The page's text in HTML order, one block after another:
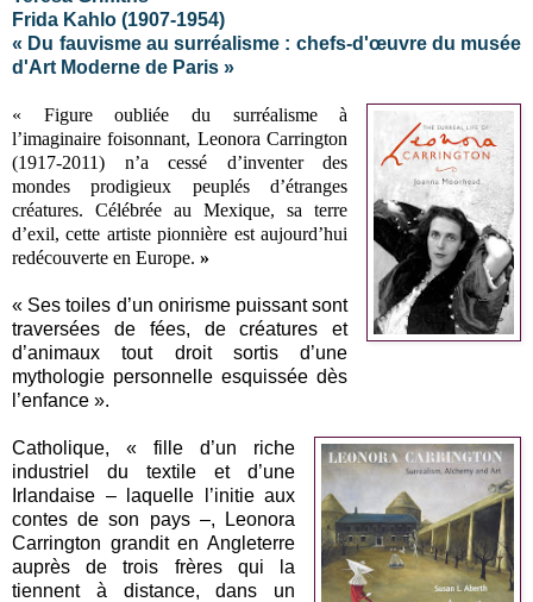
Frida Kahlo (1907-1954)
« Du fauvisme au surréalisme : chefs-d'œuvre du musée
d'Art Moderne de Paris »
« Figure oubliée du surréalisme à
l’imaginaire foisonnant, Leonora Carrington
(1917-2011) n’a cessé d’inventer des
mondes prodigieux peuplés d’étranges
créatures. Célébrée au Mexique, sa terre
d’exil, cette artiste pionnière est aujourd’hui
redécouverte en Europe. »
« Ses toiles d’un onirisme puissant sont
traversées de fées, de créatures et
d’animaux tout droit sortis d’une
mythologie personnelle esquissée dès
l’enfance ».
Catholique, « fille d’un riche
industriel du textile et d’une
Irlandaise – laquelle l’initie aux
contes de son pays –, Leonora
Carrington grandit en Angleterre
auprès de trois frères qui la
tiennent à distance, dans un